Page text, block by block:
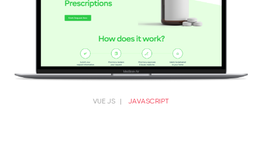
VUE JS JAVASCRIPT